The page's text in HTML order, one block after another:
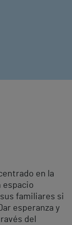
en la
espacio
familiares si
esperanza y
del